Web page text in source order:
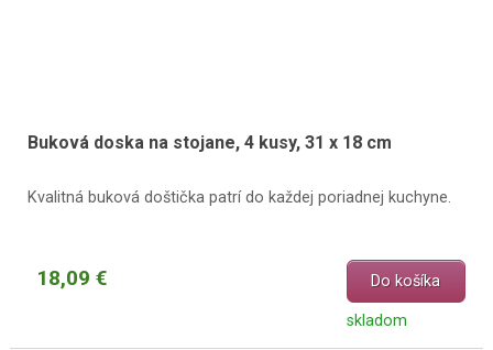
Buková doska na stojane, 4 kusy, 31 x 18 cm
Kvalitná buková doštička patrí do každej poriadnej kuchyne.
18,09 € Do košíka
skladom